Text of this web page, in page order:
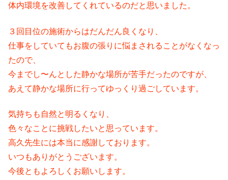
体内環境を改善してくれているのだと思いました。
３回目位の施術からはだんだん良くなり、
仕事をしていてもお腹の張りに悩まされることがなくなっ
たので、
今までし〜んとした静かな場所が苦手だったのですが、
あえて静かな場所に行ってゆっくり過ごしています。
気持ちも自然と明るくなり、
色々なことに挑戦したいと思っています。
高久先生には本当に感謝しております。
いつもありがとうございます。
今後ともよろしくお願いします。